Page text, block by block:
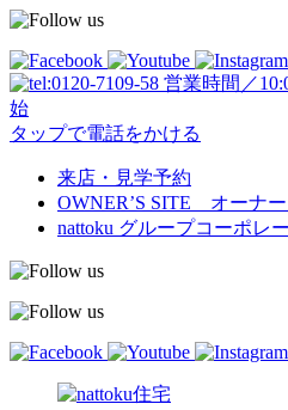
営業時間／
始
タップで電話をかける
来店・見学予約
OWNER’S SITE オーナー
nattoku グループコーポレ